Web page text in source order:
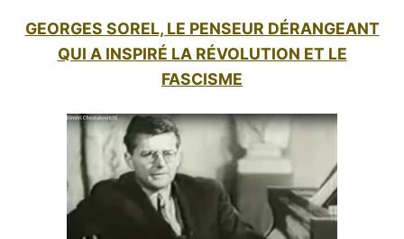
GEORGES SOREL, LE PENSEUR DÉRANGEANT
QUI A INSPIRÉ LA RÉVOLUTION ET LE
FASCISME